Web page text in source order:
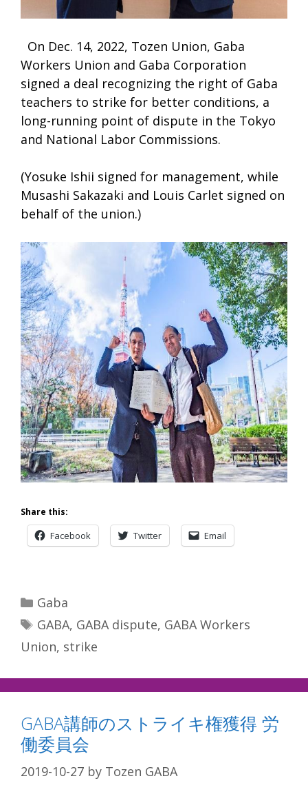
On Dec. 14, 2022, Tozen Union, Gaba
Workers Union and Gaba Corporation
signed a deal recognizing the right of Gaba
teachers to strike for better conditions, a
long-running point of dispute in the Tokyo
and National Labor Commissions.
(Yosuke Ishii signed for management, while
Musashi Sakazaki and Louis Carlet signed on
behalf of the union.)
Share this:
Facebook Twitter Email
Categories
Gaba
Tags
GABA, GABA dispute, GABA Workers
Union, strike
GABA講師のストライキ権獲得 労
働委員会
2019-10-27 by Tozen GABA